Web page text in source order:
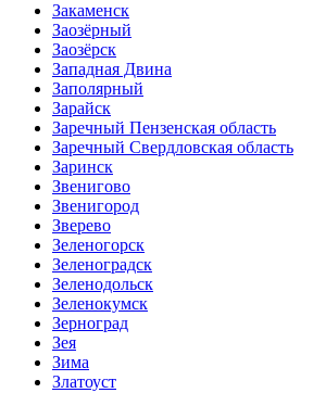
Закаменск
Заозёрный
Заозёрск
Западная Двина
Заполярный
Зарайск
Заречный Пензенская область
Заречный Свердловская область
Заринск
Звенигово
Звенигород
Зверево
Зеленогорск
Зеленоградск
Зеленодольск
Зеленокумск
Зерноград
Зея
Зима
Златоуст